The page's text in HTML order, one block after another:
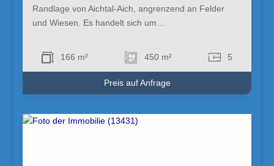
Randlage von Aichtal-Aich, angrenzend an Felder
und Wiesen. Es handelt sich um…
166 m² 450 m² 5
Preis auf Anfrage